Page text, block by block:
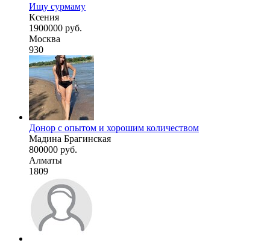
Ищу сурмаму
Ксения
1900000 руб.
Москва
930
Донор с опытом и хорошим количеством
Мадина Брагинская
800000 руб.
Алматы
1809